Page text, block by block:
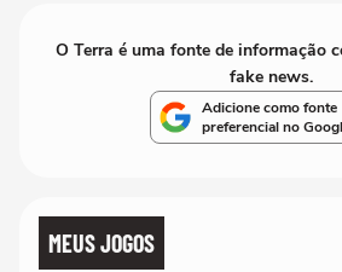
O Terra é uma fonte de informação
fake news.
Adicione como fonte
preferencial no
MEUS JOGOS